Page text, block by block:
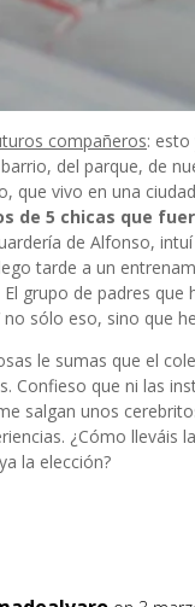
compañeros:
del parque, de
que vivo en una
de 5 chicas que
de Alfonso,
tarde a un
grupo de padres
sólo eso, sino que
le sumas que el
Confieso que ni las
salgan unos
¿Cómo lleváis
la elección?